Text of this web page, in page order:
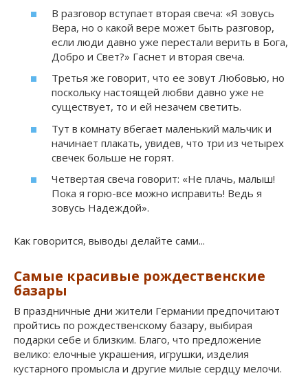
В разговор вступает вторая свеча: «Я зовусь
Вера, но о какой вере может быть разговор,
если люди давно уже перестали верить в Бога,
Добро и Свет?» Гаснет и вторая свеча.
Третья же говорит, что ее зовут Любовью, но
поскольку настоящей любви давно уже не
существует, то и ей незачем светить.
Тут в комнату вбегает маленький мальчик и
начинает плакать, увидев, что три из четырех
свечек больше не горят.
Четвертая свеча говорит: «Не плачь, малыш!
Пока я горю-все можно исправить! Ведь я
зовусь Надеждой».
Как говорится, выводы делайте сами...
Самые красивые рождественские
базары
В праздничные дни жители Германии предпочитают
пройтись по рождественскому базару, выбирая
подарки себе и близким. Благо, что предложение
велико: елочные украшения, игрушки, изделия
кустарного промысла и другие милые сердцу мелочи.